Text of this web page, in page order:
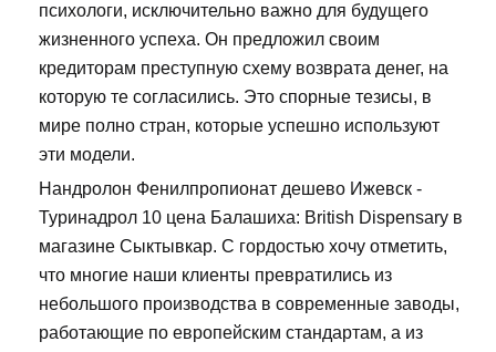
психологи, исключительно важно для будущего
жизненного успеха. Он предложил своим
кредиторам преступную схему возврата денег, на
которую те согласились. Это спорные тезисы, в
мире полно стран, которые успешно используют
эти модели.
Нандролон Фенилпропионат дешево Ижевск -
Туринадрол 10 цена Балашиха: British Dispensary в
магазине Сыктывкар. С гордостью хочу отметить,
что многие наши клиенты превратились из
небольшого производства в современные заводы,
работающие по европейским стандартам, а из